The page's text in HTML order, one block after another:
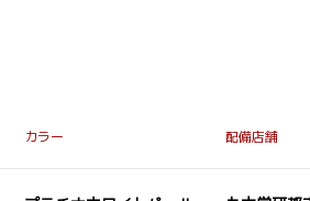
カラー 配備店舗